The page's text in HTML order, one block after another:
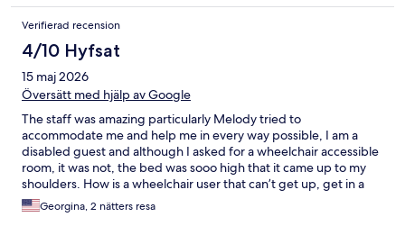
Verifierad recension
4/10 Hyfsat
15 maj 2026
Översätt med hjälp av Google
The staff was amazing particularly Melody tried to
accommodate me and help me in every way possible, I am a
disabled guest and although I asked for a wheelchair accessible
room, it was not, the bed was sooo high that it came up to my
shoulders. How is a wheelchair user that can’t get up, get in a
bed that is so high?. I couldn’t get on the bed so, melody
helped me to get together a very old and dusty sofa bed that
Georgina, 2 nätters resa